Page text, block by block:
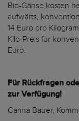
Bio-Gänse kosten
aufwärts,
14 Euro pro
Kilo-Preis für
Euro.
Für Rückfragen
zur Verfügung!
Carina Bauer,